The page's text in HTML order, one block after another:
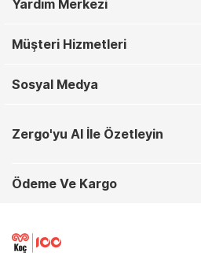
Yardım Merkezi
Müşteri Hizmetleri
Sosyal Medya
Zergo'yu AI İle Özetleyin
Ödeme Ve Kargo